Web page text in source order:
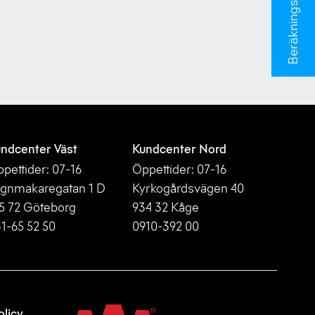
Väst
07-16
1 D
72 Göteborg
65 52 50
Kundcenter Nord
Öppettider: 07-16
Kyrkogårdsvägen 40
934 32 Kåge
0910-392 00